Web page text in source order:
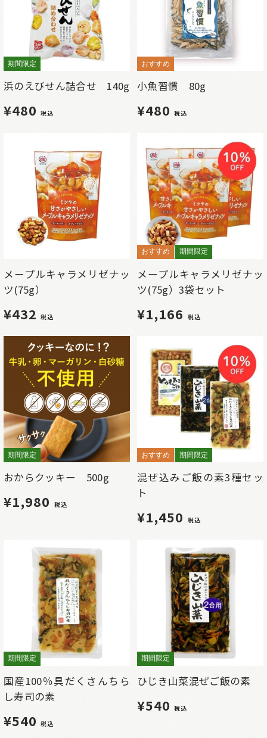
期間限定
浜のえびせん詰合せ 140g
¥480税込
おすすめ
小魚習慣 80g
¥480税込
メープルキャラメリゼナッ
ツ(75g）
¥432税込
おすすめ 期間限定
メープルキャラメリゼナッ
ツ(75g）3袋セット
¥1,166 税込
期間限定
おからクッキー 500g
¥1,980 税込
おすすめ 期間限定
混ぜ込みご飯の素3種セッ
ト
¥1,450 税込
期間限定
国産100％具だくさんちら
し寿司の素
¥540税込
期間限定
ひじき山菜混ぜご飯の素
¥540税込